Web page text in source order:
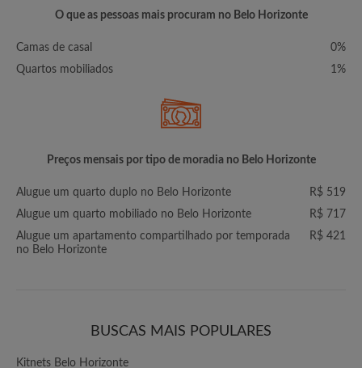
O que as pessoas mais procuram no Belo Horizonte
Camas de casal
0%
Quartos mobiliados
1%
Preços mensais por tipo de moradia no Belo Horizonte
Alugue um quarto duplo no Belo Horizonte
R$ 519
Alugue um quarto mobiliado no Belo Horizonte
R$ 717
Alugue um apartamento compartilhado por temporada
no Belo Horizonte
R$ 421
BUSCAS MAIS POPULARES
Kitnets Belo Horizonte